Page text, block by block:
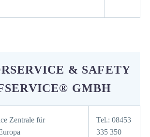
& SAFETY
GMBH
Zentrale für
Tel.: 08453
335 350